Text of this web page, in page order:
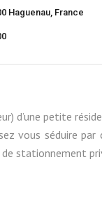
Haguenau, France
d’une petite
vous séduire
stationnement